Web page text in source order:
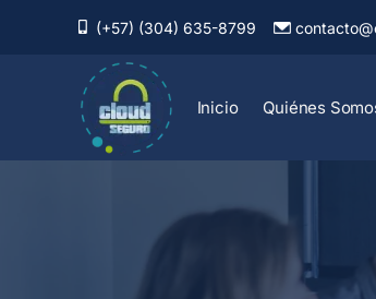
(+57) (304) 635-8799
Inicio Quiénes